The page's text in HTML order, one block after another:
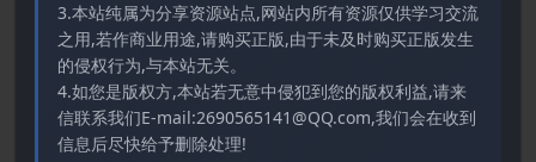
3.本站纯属为分享资源站点,网站内所有资源仅供学习交流
之用,若作商业用途,请购买正版,由于未及时购买正版发生
的侵权行为,与本站无关。
4.如您是版权方,本站若无意中侵犯到您的版权利益,请来
信联系我们E-mail:2690565141@QQ.com,我们会在收到
信息后尽快给予删除处理!